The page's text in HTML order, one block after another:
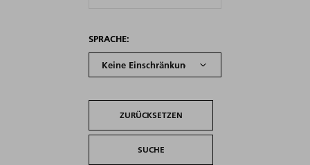
SPRACHE:
ZURÜCKSETZEN